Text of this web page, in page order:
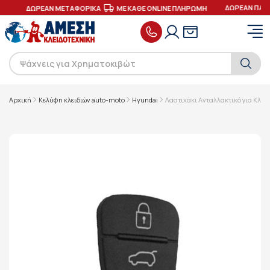
ΔΩΡΕΑΝ ΜΕΤΑΦΟΡΙΚΑ ΜΕ ΚΑΘΕ ONLINE ΠΛΗΡΩΜΗ ΔΩΡΕΑΝ
Αρχική Κελύφη κλειδιών auto-moto Hyundai Λαστιχάκι Ανταλλακτικό για